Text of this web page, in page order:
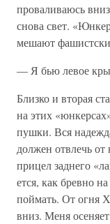
проваливаюсь
снова свет.
мешают
— Я бью левое
Близко и вторая
на этих
пушки. Вся
должен отвлечь
прицел заднего
ется, как бревно
поймать. От огня
вниз. Меня